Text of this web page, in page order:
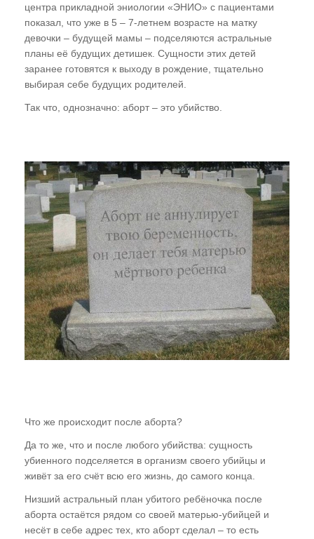
центра прикладной эниологии «ЭНИО» с пациентами
показал, что уже в 5 – 7-летнем возрасте на матку
девочки – будущей мамы – подселяются астральные
планы её будущих детишек. Сущности этих детей
заранее готовятся к выходу в рождение, тщательно
выбирая себе будущих родителей.
Так что, однозначно: аборт – это убийство.
Что же происходит после аборта?
Да то же, что и после любого убийства: сущность
убиенного подселяется в организм своего убийцы и
живёт за его счёт всю его жизнь, до самого конца.
Низший астральный план убитого ребёночка после
аборта остаётся рядом со своей матерью-убийцей и
несёт в себе адрес тех, кто аборт сделал – то есть